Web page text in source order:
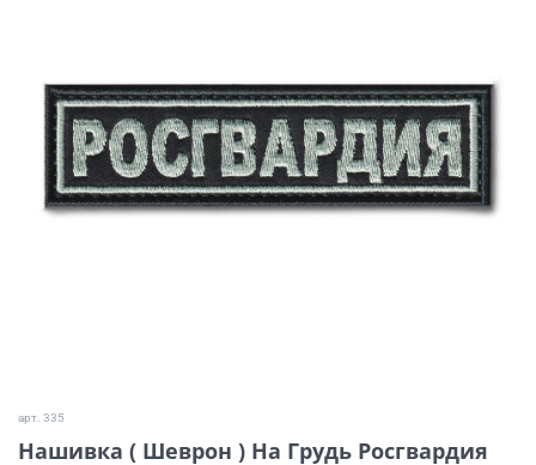
арт. 335
Нашивка ( Шеврон ) На Грудь Росгвардия